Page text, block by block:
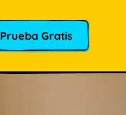
Prueba Gratis